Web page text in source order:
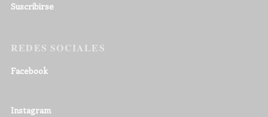
Suscribirse
REDES SOCIALES
Facebook
Instagram